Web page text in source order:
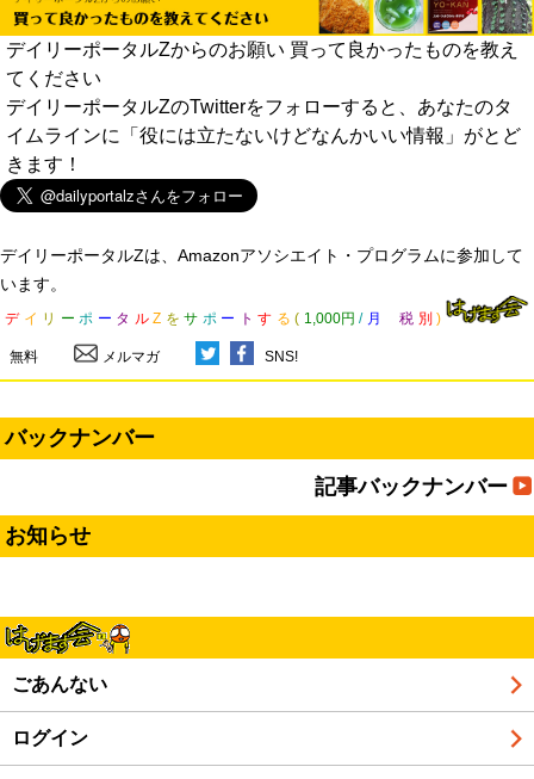
デイリーポータルZからのお願い 買って良かったものを教え
てください
デイリーポータルZのTwitterをフォローすると、あなたのタ
イムラインに「役には立たないけどなんかいい情報」がとど
きます！
デイリーポータルZは、Amazonアソシエイト・プログラムに参加して
います。
デ イ リ ー ポ ー タ ル Z を サ ポ ー ト す る ( 1,000円 / 月 税 別 )
無料 メルマガ SNS!
バックナンバー
記事バックナンバー
お知らせ
ごあんない
ログイン